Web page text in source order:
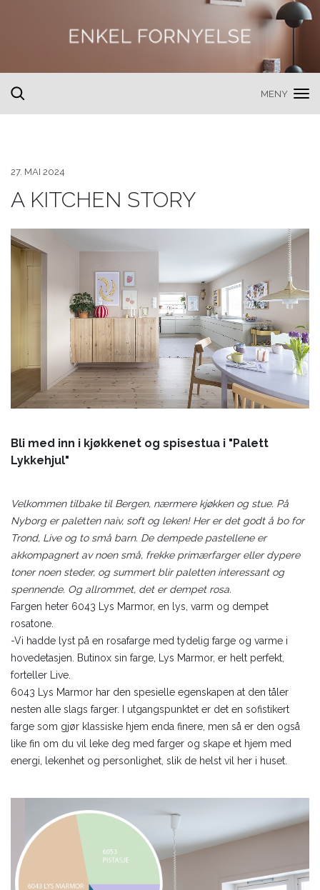
toggle
MENY
27. MAI 2024
A KITCHEN STORY
Bli med inn i kjøkkenet og spisestua i "Palett
Lykkehjul"
Velkommen tilbake til Bergen, nærmere kjøkken og stue. På
Nyborg er paletten naiv, soft og leken! Her er det godt å bo for
Trond, Live og to små barn. De dempede pastellene er
akkompagnert av noen små, frekke primærfarger eller dypere
toner noen steder, og summert blir paletten interessant og
spennende. Og allrommet, det er dempet rosa.
Fargen heter 6043 Lys Marmor, en lys, varm og dempet
rosatone.
-Vi hadde lyst på en rosafarge med tydelig farge og varme i
hovedetasjen. Butinox sin farge, Lys Marmor, er helt perfekt,
forteller Live.
6043 Lys Marmor har den spesielle egenskapen at den tåler
nesten alle slags farger. I utgangspunktet er det en sofistikert
farge som gjør klassiske hjem enda finere, men så er den også
like fin om du vil leke deg med farger og skape et hjem med
energi, lekenhet og personlighet, slik de helst vil her i huset.